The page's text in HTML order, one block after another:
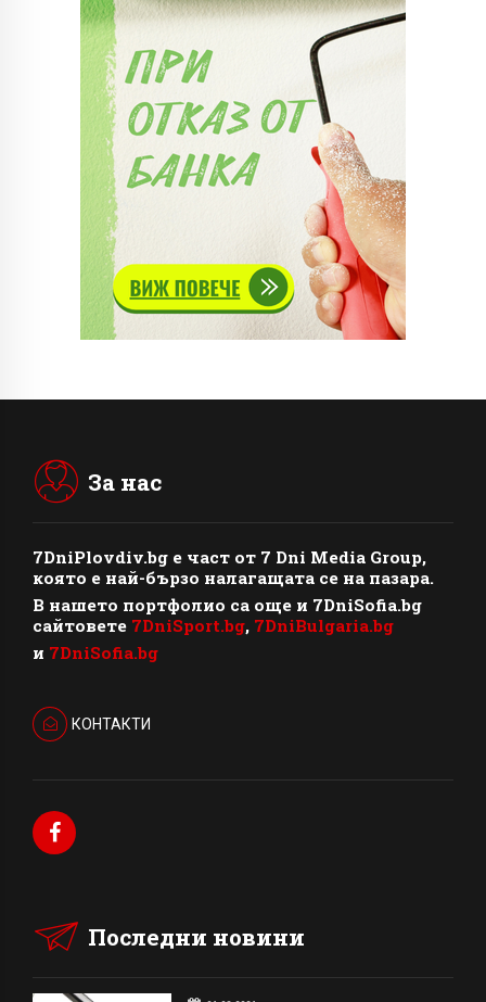
За нас
7DniPlovdiv.bg e част от 7 Dni Media Group,
която е най-бързо налагащата се на пазара.
В нашето портфолио са още и 7DniSofia.bg
сайтовете 7DniSport.bg, 7DniBulgaria.bg
и 7DniSofia.bg
КОНТАКТИ
Последни новини